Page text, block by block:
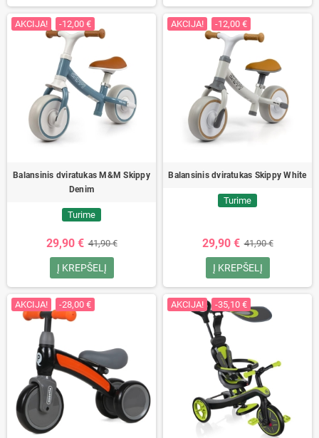
AKCIJA! -12,00 €
Balansinis dviratukas M&M Skippy
Denim
Turime
29,90 € 41,90 €
Į KREPŠELĮ
AKCIJA! -12,00 €
Balansinis dviratukas Skippy White
Turime
29,90 € 41,90 €
Į KREPŠELĮ
AKCIJA! -28,00 € AKCIJA! -35,10 €